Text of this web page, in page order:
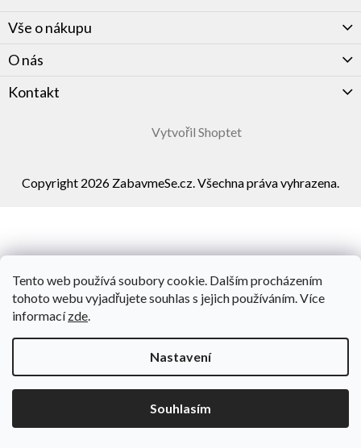
Tento web používá soubory cookie. Dalším procházením
tohoto webu vyjadřujete souhlas s jejich používáním. Více
informacízde.
Nastavení
Souhlasím
Vše o nákupu
O nás
Kontakt
Vytvořil Shoptet
Copyright 2026 ZabavmeSe.cz. Všechna práva vyhrazena.